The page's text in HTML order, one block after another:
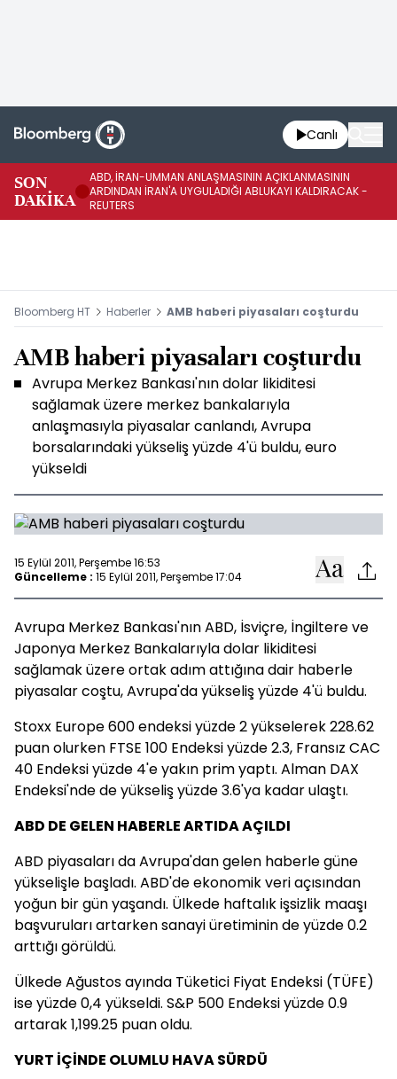
Canlı
SON
DAKİKA
ABD, İRAN-UMMAN ANLAŞMASININ AÇIKLANMASININ
ARDINDAN İRAN'A UYGULADIĞI ABLUKAYI KALDIRACAK -
REUTERS
Bloomberg HT Haberler AMB haberi piyasaları coşturdu
AMB haberi piyasaları coşturdu
Avrupa Merkez Bankası'nın dolar likiditesi
sağlamak üzere merkez bankalarıyla
anlaşmasıyla piyasalar canlandı, Avrupa
borsalarındaki yükseliş yüzde 4'ü buldu, euro
yükseldi
15 Eylül 2011, Perşembe 16:53
Güncelleme : 15 Eylül 2011, Perşembe 17:04
Avrupa Merkez Bankası'nın ABD, İsviçre, İngiltere ve
Japonya Merkez Bankalarıyla dolar likiditesi
sağlamak üzere ortak adım attığına dair haberle
piyasalar coştu, Avrupa'da yükseliş yüzde 4'ü buldu.
Stoxx Europe 600 endeksi yüzde 2 yükselerek 228.62
puan olurken FTSE 100 Endeksi yüzde 2.3, Fransız CAC
40 Endeksi yüzde 4'e yakın prim yaptı. Alman DAX
Endeksi'nde de yükseliş yüzde 3.6'ya kadar ulaştı.
ABD DE GELEN HABERLE ARTIDA AÇILDI
ABD piyasaları da Avrupa'dan gelen haberle güne
yükselişle başladı. ABD'de ekonomik veri açısından
yoğun bir gün yaşandı. Ülkede haftalık işsizlik maaşı
başvuruları artarken sanayi üretiminin de yüzde 0.2
arttığı görüldü.
Ülkede Ağustos ayında Tüketici Fiyat Endeksi (TÜFE)
ise yüzde 0,4 yükseldi. S&P 500 Endeksi yüzde 0.9
artarak 1,199.25 puan oldu.
YURT İÇİNDE OLUMLU HAVA SÜRDÜ